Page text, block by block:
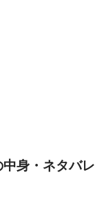
身・ネタバレ